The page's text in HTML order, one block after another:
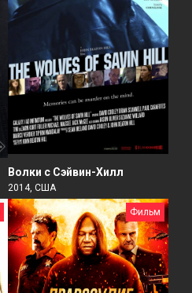
Волки с Сэйвин-Хилл
2014, США
Фильм